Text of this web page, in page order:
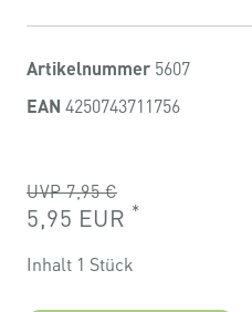
Artikelnummer 5607
EAN 4250743711756
UVP 7,95 €
5,95 EUR *
Inhalt 1 Stück